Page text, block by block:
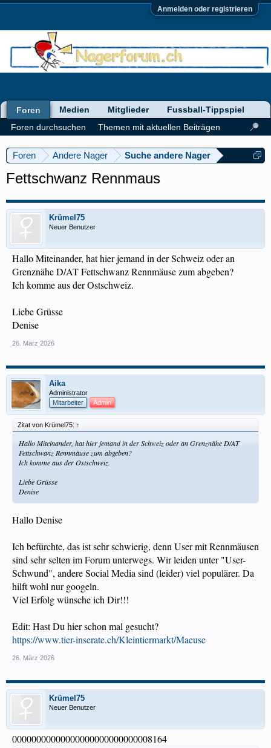
Anmelden oder registrieren
Foren Andere Nager Suche andere Nager
Fettschwanz Rennmaus
Krümel75
Neuer Benutzer
Hallo Miteinander, hat hier jemand in der Schweiz oder an
Grenznähe D/AT Fettschwanz Rennmäuse zum abgeben?
Ich komme aus der Ostschweiz.
Liebe Grüsse
Denise
26. März 2026
Aika
Administrator
Mitarbeiter
Admin
Zitat von Krümel75: ↑
Hallo Miteinander, hat hier jemand in der Schweiz oder an Grenznähe D/AT
Fettschwanz Rennmäuse zum abgeben?
Ich komme aus der Ostschweiz.
Liebe Grüsse
Denise
Hallo Denise
Ich befürchte, das ist sehr schwierig, denn User mit Rennmäusen
sind sehr selten im Forum unterwegs. Wir leiden unter "User-
Schwund", andere Social Media sind (leider) viel populärer. Da
hilft wohl nur googeln.
Viel Erfolg wünsche ich Dir!!!
Edit: Hast Du hier schon mal gesucht?
https://www.tier-inserate.ch/Kleintiermarkt/Maeuse
26. März 2026
Krümel75
Neuer Benutzer
00000000000000000000000000008164
Foren
Foren durchsuchen
Themen mit aktuellen Beiträgen
Medien Mitglieder Fussball-Tippspiel